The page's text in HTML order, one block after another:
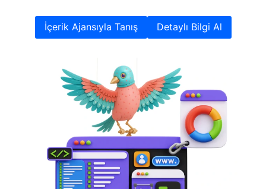
İçerik Ajansıyla Tanış Detaylı Bilgi Al